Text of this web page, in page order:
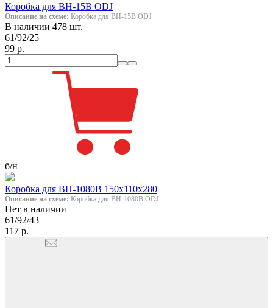
Коробка для ВН-15В ODJ
Описание на схеме: Коробка для ВН-15В ODJ
В наличии 478 шт.
61/92/25
99 р.
б/н
Коробка для ВН-1080В 150х110х280
Описание на схеме: Коробка для ВН-1080В ODJ
Нет в наличии
61/92/43
117 р.